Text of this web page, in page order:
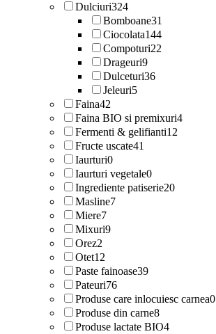
Dulciuri324
Bomboane31
Ciocolata144
Compoturi22
Drageuri9
Dulceturi36
Jeleuri5
Faina42
Faina BIO si premixuri4
Fermenti & gelifianti12
Fructe uscate41
Iaurturi0
Iaurturi vegetale0
Ingrediente patiserie20
Masline7
Miere7
Mixuri9
Orez2
Otet12
Paste fainoase39
Pateuri76
Produse care inlocuiesc carnea0
Produse din carne8
Produse lactate BIO4